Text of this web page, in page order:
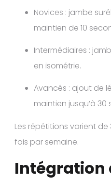
Novices : jambe
maintien de 10
Intermédiaires :
en isométrie.
Avancés : ajout de
maintien jusqu’à 30
Les répétitions varient de
fois par semaine.
Intégration